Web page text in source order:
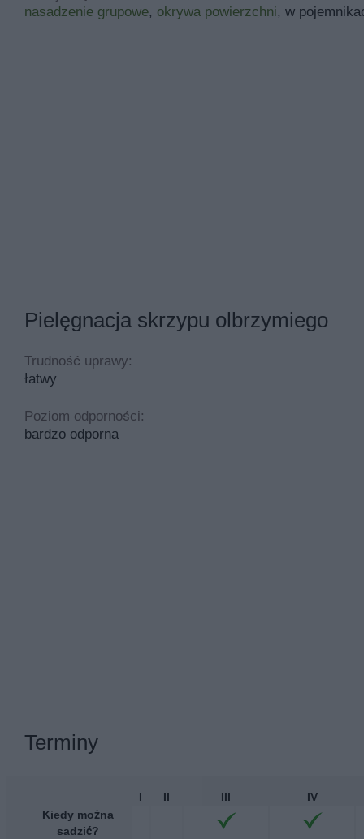
nasadzenie grupowe, okrywa powierzchni, w
Pielęgnacja skrzypu olbrzymiego
Trudność uprawy:
łatwy
Poziom odporności:
bardzo odporna
Terminy
I II III
IV
Kiedy można
sadzić?